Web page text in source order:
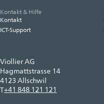
Viollier AG
Hagmattstrasse 14
4123 Allschwil
T+41 848 121 121
Kontakt & Hilfe
Kontakt
ICT-Support